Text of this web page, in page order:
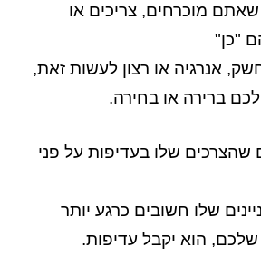
מוכרחים, צריכים או
"כן"
אנרגיה או רצון לעשות זאת,
ברירה או בחירה.
שהצרכים שלו בעדיפות על פני
שלו חשובים כרגע יותר
שלכם, הוא יקבל עדיפות.